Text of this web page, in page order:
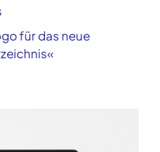
für das neue